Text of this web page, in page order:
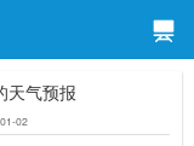
天气预报
02